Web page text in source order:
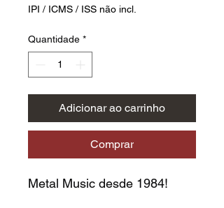
IPI / ICMS / ISS não incl.
Quantidade *
Adicionar ao carrinho
Comprar
Metal Music desde 1984!